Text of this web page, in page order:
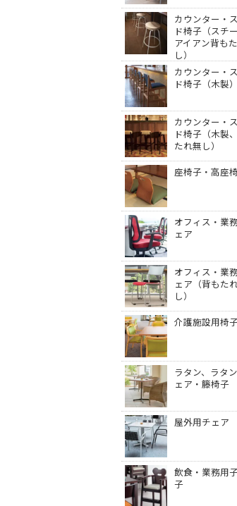
カウンター・
ド椅子（スチ
アイアン背も
し）
カウンター・
ド椅子（木製）
カウンター・
ド椅子（木製
たれ無し）
座椅子・高座
オフィス・業
ェア
オフィス・業
ェア（背もた
し）
介護施設用椅
ラタン、ラタ
ェア・籐椅子
屋外用チェア
飲食・業務用
子